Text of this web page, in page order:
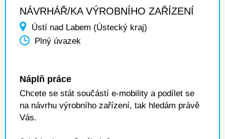
NÁVRHÁŘ/KA VÝROBNÍHO ZAŘÍZENÍ
Ústí nad Labem (Ústecký kraj)
Plný úvazek
Náplň práce
Chcete se stát součástí e-mobility a podílet se
na návrhu výrobního zařízení, tak hledám právě
Vás.